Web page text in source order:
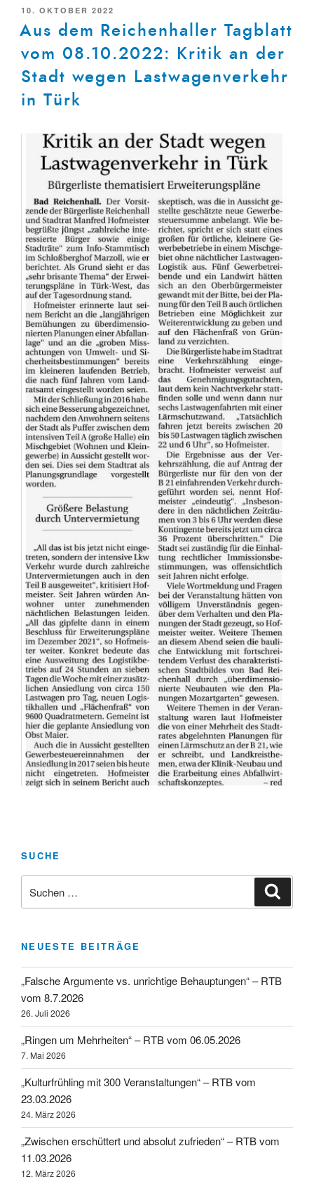
VERÖFFENTLICHT
AM
10. OKTOBER 2022
Aus dem Reichenhaller Tagblatt
vom 08.10.2022: Kritik an der
Stadt wegen Lastwagenverkehr
in Türk
SUCHE
nach:
NEUESTE BEITRÄGE
„Falsche Argumente vs. unrichtige Behauptungen“ – RTB
vom 8.7.2026
26. Juli 2026
„Ringen um Mehrheiten“ – RTB vom 06.05.2026
7. Mai 2026
„Kulturfrühling mit 300 Veranstaltungen“ – RTB vom
23.03.2026
24. März 2026
„Zwischen erschüttert und absolut zufrieden“ – RTB vom
11.03.2026
12. März 2026